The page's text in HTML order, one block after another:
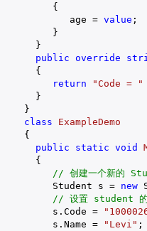
         {
            age =
value ;
         }
      }
public override
{
return
"Code = "
      }
    }
class
ExampleDemo
    {
public
static void
{
// 创建一个新的
         Student s =
new
// 设置 student 的
         s.Code =
         s.Name =
"Levi" ;